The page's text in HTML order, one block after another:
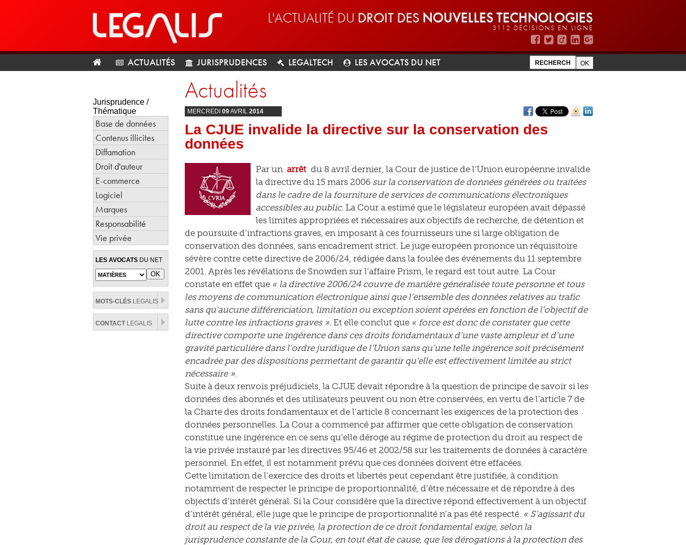
L'ACTUALITÉ DU DROIT DES NOUVELLES TECHNOLOGIES
3112 DÉCISIONS EN LIGNE
ACTUALITÉS JURISPRUDENCES LEGALTECH LES AVOCATS DU NET
Jurisprudence /
Thématique
Base de données
Contenus illicites
Diffamation
Droit d'auteur
E-commerce
Logiciel
Marques
Responsabilité
Vie privée
LES AVOCATS DU NET
MOTS-CLÉS LEGALIS
CONTACTLEGALIS
Actualités
MERCREDI 09AVRIL 2014
La CJUE invalide la directive sur la conservation des
données
Par un arrêt du 8 avril dernier, la Cour de justice de l’Union européenne invalide
la directive du 15 mars 2006 sur la conservation de données générées ou traitées
dans le cadre de la fourniture de services de communications électroniques
accessibles au public. La Cour a estimé que le législateur européen avait dépassé
les limites appropriées et nécessaires aux objectifs de recherche, de détention et
de poursuite d’infractions graves, en imposant à ces fournisseurs une si large obligation de
conservation des données, sans encadrement strict. Le juge européen prononce un réquisitoire
sévère contre cette directive de 2006/24, rédigée dans la foulée des événements du 11 septembre
2001. Après les révélations de Snowden sur l’affaire Prism, le regard est tout autre. La Cour
constate en effet que « la directive 2006/24 couvre de manière généralisée toute personne et tous
les moyens de communication électronique ainsi que l’ensemble des données relatives au trafic
sans qu’aucune différenciation, limitation ou exception soient opérées en fonction de l’objectif de
lutte contre les infractions graves ». Et elle conclut que « force est donc de constater que cette
directive comporte une ingérence dans ces droits fondamentaux d’une vaste ampleur et d’une
gravité particulière dans l’ordre juridique de l’Union sans qu’une telle ingérence soit précisément
encadrée par des dispositions permettant de garantir qu’elle est effectivement limitée au strict
nécessaire ».
Suite à deux renvois préjudiciels, la CJUE devait répondre à la question de principe de savoir si les
données des abonnés et des utilisateurs peuvent ou non être conservées, en vertu de l’article 7 de
la Charte des droits fondamentaux et de l’article 8 concernant les exigences de la protection des
données personnelles. La Cour a commencé par affirmer que cette obligation de conservation
constitue une ingérence en ce sens qu’elle déroge au régime de protection du droit au respect de
la vie privée instauré par les directives 95/46 et 2002/58 sur les traitements de données à caractère
personnel. En effet, il est notamment prévu que ces données doivent être effacées.
Cette limitation de l’exercice des droits et libertés peut cependant être justifiée, à condition
notamment de respecter le principe de proportionnalité, d’être nécessaire et de répondre à des
objectifs d’intérêt général. Si la Cour considère que la directive répond effectivement à un objectif
d’intérêt général, elle juge que le principe de proportionnalité n’a pas été respecté. « S’agissant du
droit au respect de la vie privée, la protection de ce droit fondamental exige, selon la
jurisprudence constante de la Cour, en tout état de cause, que les dérogations à la protection des